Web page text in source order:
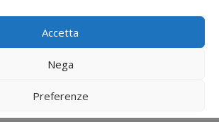
Accetta
Nega
Preferenze
© 2022 montinioutdoor.it | P.IVA